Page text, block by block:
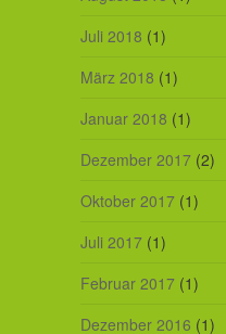
Juli 2018 (1)
März 2018 (1)
Januar 2018 (1)
Dezember 2017(2)
Oktober 2017(1)
Juli 2017(1)
Februar 2017(1)
Dezember 2016 (1)